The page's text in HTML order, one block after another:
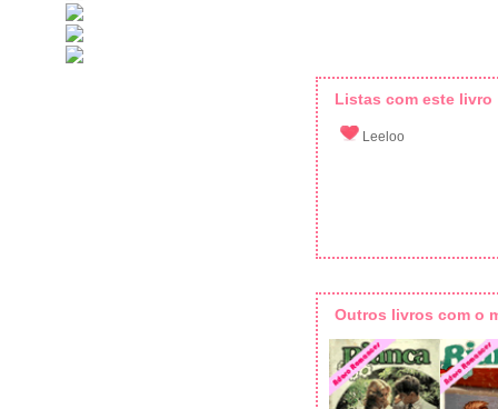
Listas com este livro
Leeloo
Outros livros com o